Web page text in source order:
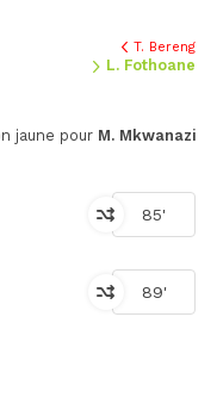
T. Bereng
L. Fothoane
jaune pour M. Mkwanazi
85'
89'